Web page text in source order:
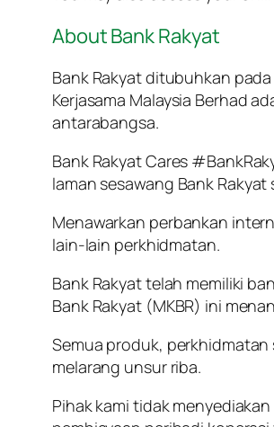
About Bank Rakyat
Bank Rakyat ditubuhkan
Kerjasama Malaysia Berhad
antarabangsa.
Bank Rakyat Cares
laman sesawang Bank Rakyat
Menawarkan perbankan
lain-lain perkhidmatan.
Bank Rakyat telah memiliki
Bank Rakyat (MKBR) ini
Semua produk,
melarang unsur riba.
Pihak kami tidak